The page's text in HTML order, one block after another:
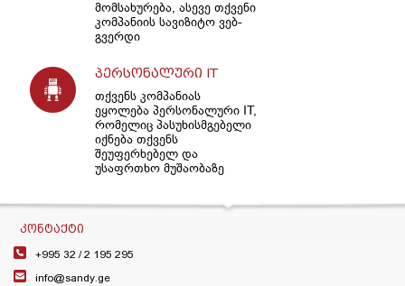
მომსახურება, ასევე თქვენი
კომპანიის სავიზიტო ვებ-
გვერდი
პერსონალური IT
თქვენს კომპანიას
ეყოლება პერსონალური IT,
რომელიც პასუხისმგებელი
იქნება თქვენს
შეუფერხებელ და
უსაფრთხო მუშაობაზე
ᲙᲝᲜᲢᲐᲥᲢᲘ
+995 32 /2 195 295
info@sandy.ge